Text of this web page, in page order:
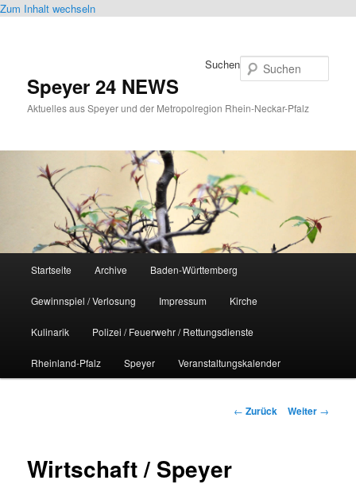
Zum Inhalt wechseln
Speyer 24 NEWS
Aktuelles aus Speyer und der Metropolregion Rhein-Neckar-Pfalz
Suchen
Startseite Archive Baden-Württemberg
Gewinnspiel / Verlosung Impressum Kirche
Kulinarik Polizei / Feuerwehr / Rettungsdienste
Rheinland-Pfalz Speyer Veranstaltungskalender
Beitrags-
← Zurück Weiter →
Wirtschaft / Speyer